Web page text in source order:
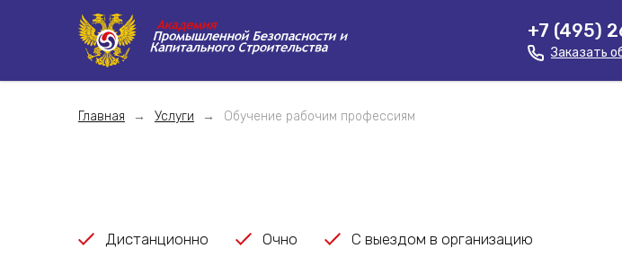
+7 (495)
Заказать
Главная Услуги Обучение рабочим профессиям
Дистанционно Очно С выездом в организацию